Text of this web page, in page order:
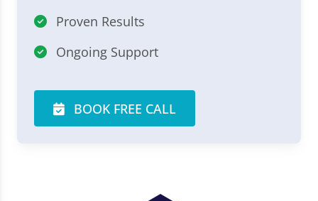
Proven Results
Ongoing Support
BOOK FREE CALL